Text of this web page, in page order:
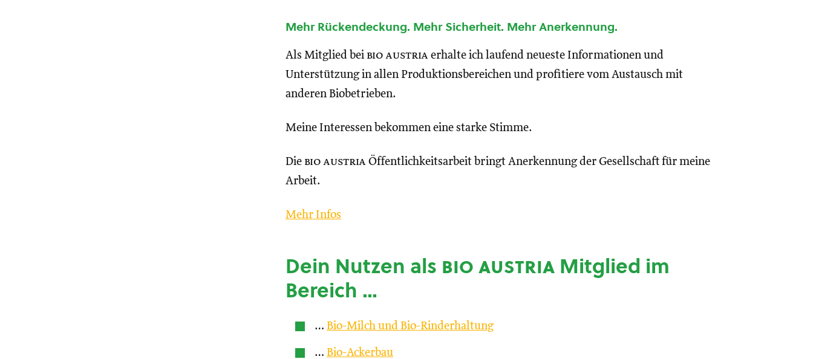
Mehr Rückendeckung. Mehr Sicherheit. Mehr Anerkennung.
Als Mitglied bei bio austria erhalte ich laufend neueste Informationen und
Unterstützung in allen Produktionsbereichen und profitiere vom Austausch mit
anderen Biobetrieben.
Meine Interessen bekommen eine starke Stimme.
Die bio austria Öffentlichkeitsarbeit bringt Anerkennung der Gesellschaft für meine
Arbeit.
Mehr Infos
Dein Nutzen als bio austria Mitglied im
Bereich …
… Bio-Milch und Bio-Rinderhaltung
… Bio-Ackerbau